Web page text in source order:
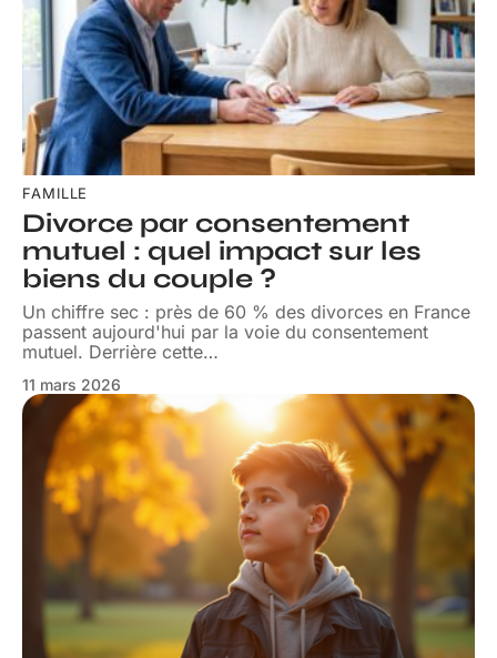
FAMILLE
Divorce par consentement
mutuel : quel impact sur les
biens du couple ?
Un chiffre sec : près de 60 % des divorces en France
passent aujourd'hui par la voie du consentement
mutuel. Derrière cette…
11 mars 2026